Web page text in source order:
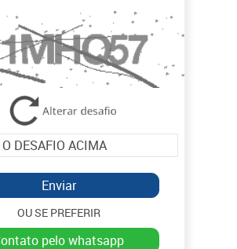
Enviar
OU SE PREFERIR
contato pelo whatsapp